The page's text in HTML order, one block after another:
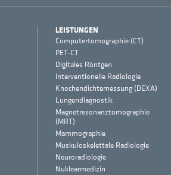
LEISTUNGEN
Computertomographie (CT)
PET-CT
Digitales Röntgen
Interventionelle Radiologie
Knochendichtemessung (DEXA)
Lungendiagnostik
Magnetresonanztomographie
(MRT)
Mammographie
Muskuloskelettale Radiologie
Neuroradiologie
Nuklearmedizin